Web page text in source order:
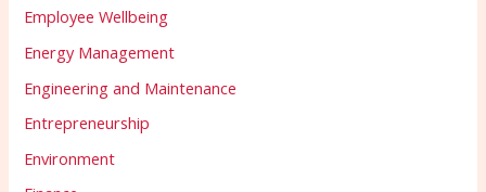
Employee Wellbeing
Energy Management
Engineering and Maintenance
Entrepreneurship
Environment